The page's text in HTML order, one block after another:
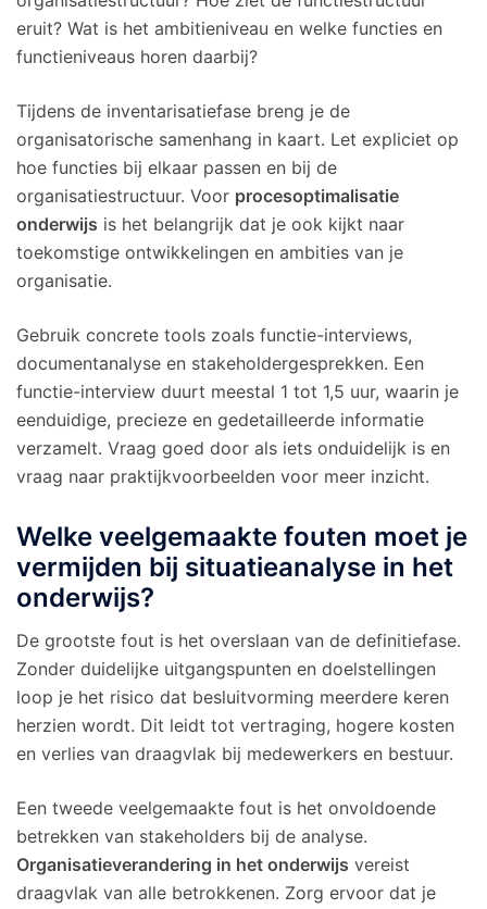
eruit? Wat is het ambitieniveau en welke functies en
functieniveaus horen daarbij?
Tijdens de inventarisatiefase breng je de
organisatorische samenhang in kaart. Let expliciet op
hoe functies bij elkaar passen en bij de
organisatiestructuur. Voor procesoptimalisatie
onderwijs is het belangrijk dat je ook kijkt naar
toekomstige ontwikkelingen en ambities van je
organisatie.
Gebruik concrete tools zoals functie-interviews,
documentanalyse en stakeholdergesprekken. Een
functie-interview duurt meestal 1 tot 1,5 uur, waarin je
eenduidige, precieze en gedetailleerde informatie
verzamelt. Vraag goed door als iets onduidelijk is en
vraag naar praktijkvoorbeelden voor meer inzicht.
Welke veelgemaakte fouten moet je
vermijden bij situatieanalyse in het
onderwijs?
De grootste fout is het overslaan van de definitiefase.
Zonder duidelijke uitgangspunten en doelstellingen
loop je het risico dat besluitvorming meerdere keren
herzien wordt. Dit leidt tot vertraging, hogere kosten
en verlies van draagvlak bij medewerkers en bestuur.
Een tweede veelgemaakte fout is het onvoldoende
betrekken van stakeholders bij de analyse.
Organisatieverandering in het onderwijs vereist
draagvlak van alle betrokkenen. Zorg ervoor dat je